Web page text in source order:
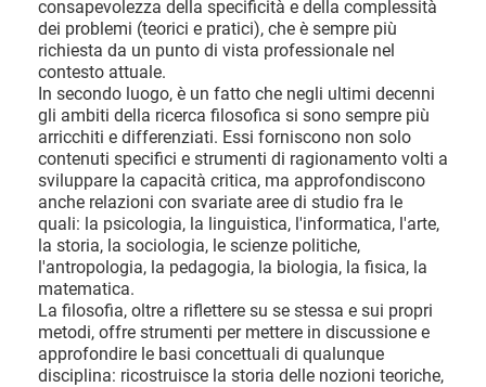
consapevolezza della specificità e della complessità
dei problemi (teorici e pratici), che è sempre più
richiesta da un punto di vista professionale nel
contesto attuale.
In secondo luogo, è un fatto che negli ultimi decenni
gli ambiti della ricerca filosofica si sono sempre più
arricchiti e differenziati. Essi forniscono non solo
contenuti specifici e strumenti di ragionamento volti a
sviluppare la capacità critica, ma approfondiscono
anche relazioni con svariate aree di studio fra le
quali: la psicologia, la linguistica, l'informatica, l'arte,
la storia, la sociologia, le scienze politiche,
l'antropologia, la pedagogia, la biologia, la fisica, la
matematica.
La filosofia, oltre a riflettere su se stessa e sui propri
metodi, offre strumenti per mettere in discussione e
approfondire le basi concettuali di qualunque
disciplina: ricostruisce la storia delle nozioni teoriche,